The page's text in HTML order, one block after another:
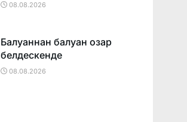
08.08.2026
Балуаннан балуан озар
белдескенде
08.08.2026